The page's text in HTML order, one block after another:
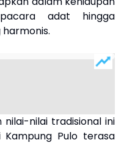
adat hingga
nilai tradisional ini
Pulo terasa